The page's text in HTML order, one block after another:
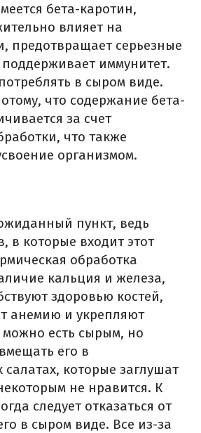
бета-каротин,
влияет на
предотвращает серьезные
иммунитет.
в сыром виде.
что содержание бета-
за счет
что также
организмом.
пункт, ведь
в которые входит этот
обработка
кальция и железа,
здоровью костей,
анемию и укрепляют
есть сырым, но
его в
которые заглушат
не нравится. К
следует отказаться от
в сыром виде. Все из-за